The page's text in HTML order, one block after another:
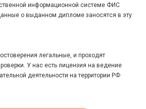
информационной системе ФИС
о выданном дипломе заносятся в эту
легальные, и проходят
У нас есть лицензия на ведение
деятельности на территории РФ